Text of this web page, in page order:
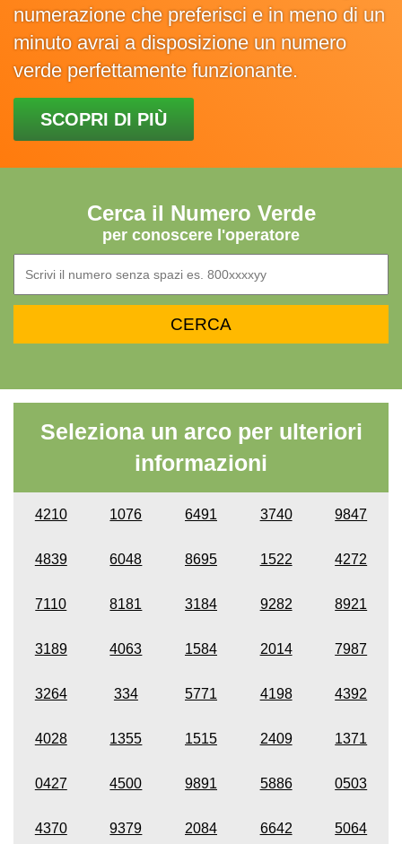
numerazione che preferisci e in meno di un
minuto avrai a disposizione un numero
verde perfettamente funzionante.
SCOPRI DI PIÙ
Cerca il Numero Verde
per conoscere l'operatore
Seleziona un arco per ulteriori
informazioni
4210 1076 6491 3740 9847
4839 6048 8695 1522 4272
7110 8181 3184 9282 8921
3189 4063 1584 2014 7987
3264 334 5771 4198 4392
4028 1355 1515 2409 1371
0427 4500 9891 5886 0503
4370 9379 2084 6642 5064